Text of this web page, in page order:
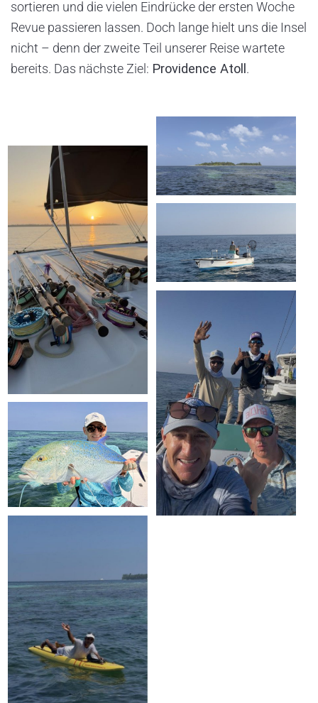
sortieren und die vielen Eindrücke der ersten Woche
Revue passieren lassen. Doch lange hielt uns die Insel
nicht – denn der zweite Teil unserer Reise wartete
bereits. Das nächste Ziel: Providence Atoll.